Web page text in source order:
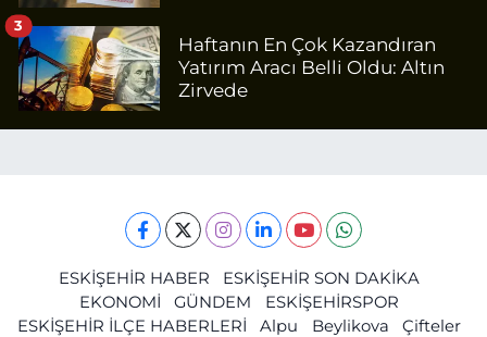
Haftanın En Çok Kazandıran
Yatırım Aracı Belli Oldu: Altın
Zirvede
3
ESKİŞEHİR HABER
ESKİŞEHİR SON DAKİKA
EKONOMİ
GÜNDEM
ESKİŞEHİRSPOR
ESKİŞEHİR İLÇE HABERLERİ
Alpu Beylikova
Çifteler